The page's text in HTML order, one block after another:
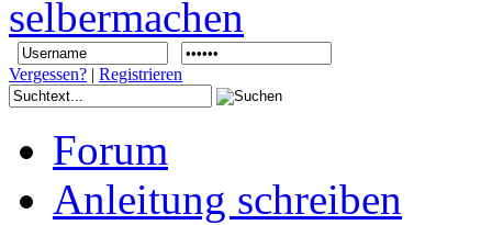
Vergessen? | Registrieren
Forum
Anleitung schreiben